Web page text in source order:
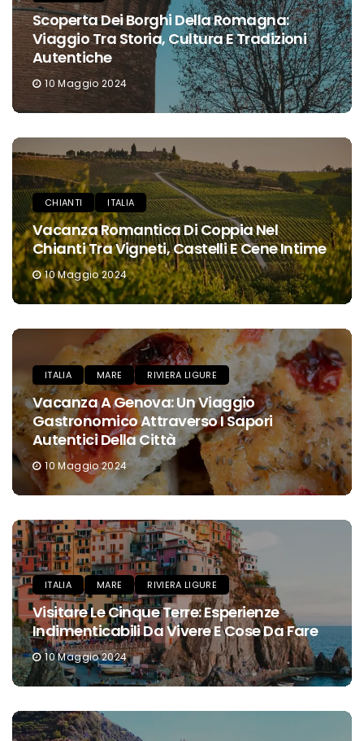
Scoperta Dei Borghi Della Romagna:
Viaggio Tra Storia, Cultura E Tradizioni
Autentiche
10 Maggio 2024
CHIANTI ITALIA
Vacanza Romantica Di Coppia Nel
Chianti Tra Vigneti, Castelli E Cene Intime
10 Maggio 2024
ITALIA MARE RIVIERA LIGURE
Vacanza A Genova: Un Viaggio
Gastronomico Attraverso I Sapori
Autentici Della Città
10 Maggio 2024
ITALIA MARE RIVIERA LIGURE
Visitare Le Cinque Terre: Esperienze
Indimenticabili Da Vivere E Cose Da Fare
10 Maggio 2024